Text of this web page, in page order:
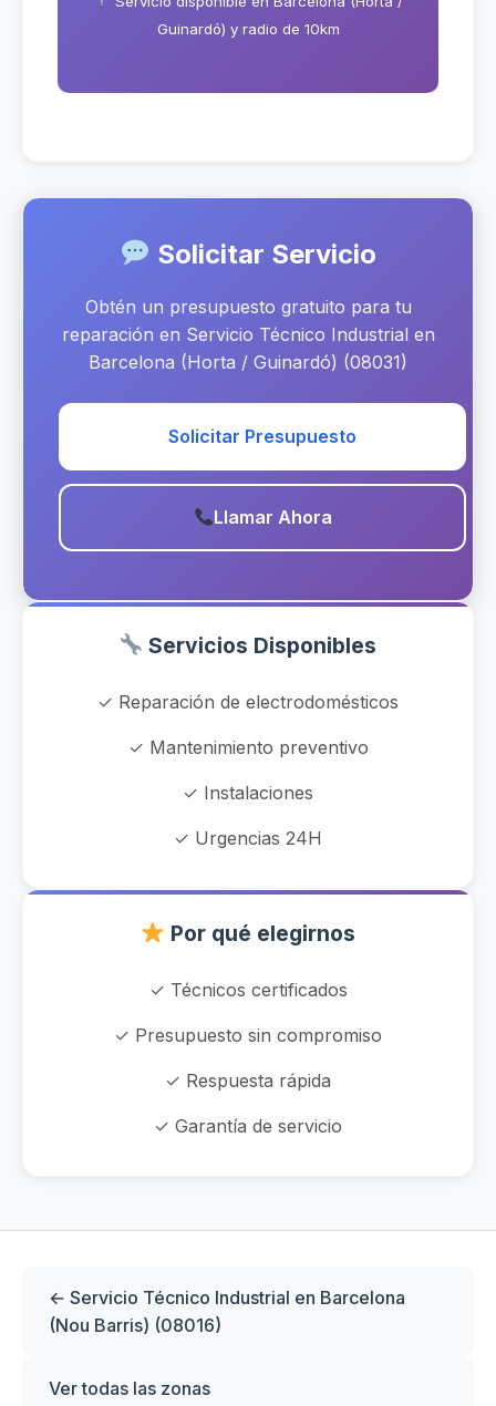
Guinardó) y radio de 10km
Solicitar Servicio
Obtén un presupuesto gratuito para tu
reparación en Servicio Técnico Industrial en
Barcelona (Horta / Guinardó) (08031)
Solicitar Presupuesto
Llamar Ahora
Servicios Disponibles
✓ Reparación de electrodomésticos
✓ Mantenimiento preventivo
✓ Instalaciones
✓ Urgencias 24H
Por qué elegirnos
✓ Técnicos certificados
✓ Presupuesto sin compromiso
✓ Respuesta rápida
✓ Garantía de servicio
← Servicio Técnico Industrial en Barcelona
(Nou Barris) (08016)
Ver todas las zonas